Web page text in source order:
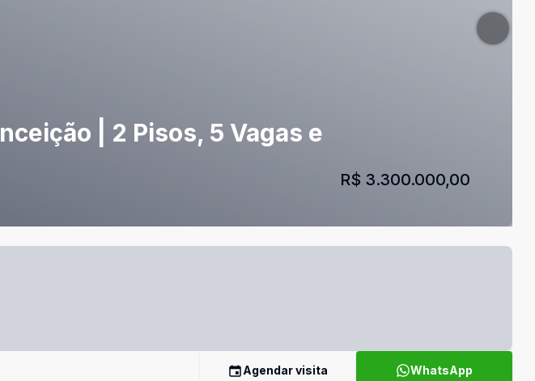
| 2 Pisos, 5 Vagas e
R$ 3.300.000,00
Agendar visita WhatsApp